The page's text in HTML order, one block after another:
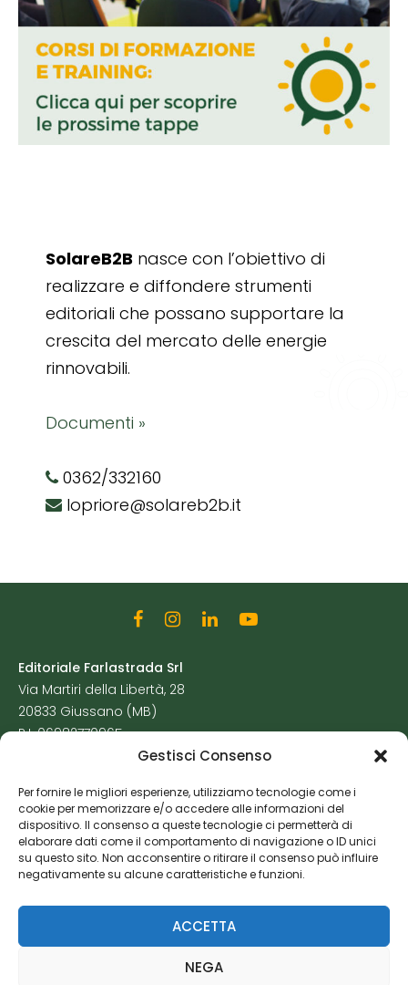
Gestisci Consenso
Per fornire le migliori esperienze, utilizziamo tecnologie come i
cookie per memorizzare e/o accedere alle informazioni del
dispositivo. Il consenso a queste tecnologie ci permetterà di
elaborare dati come il comportamento di navigazione o ID unici
su questo sito. Non acconsentire o ritirare il consenso può influire
negativamente su alcune caratteristiche e funzioni.
ACCETTA
NEGA
SolareB2B nasce con l’obiettivo di
realizzare e diffondere strumenti
editoriali che possano supportare la
crescita del mercato delle energie
rinnovabili.
Documenti »
0362/332160
lopriore@solareb2b.it
Editoriale Farlastrada Srl
Via Martiri della Libertà, 28
20833 Giussano (MB)
P.I. 06982770965
Cookie Policy
Risorse Aggiuntive